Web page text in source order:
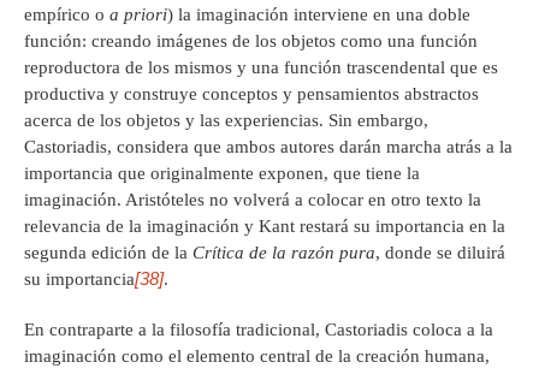
empírico o a priori) la imaginación interviene en una doble
función: creando imágenes de los objetos como una función
reproductora de los mismos y una función trascendental que es
productiva y construye conceptos y pensamientos abstractos
acerca de los objetos y las experiencias. Sin embargo,
Castoriadis, considera que ambos autores darán marcha atrás a la
importancia que originalmente exponen, que tiene la
imaginación. Aristóteles no volverá a colocar en otro texto la
relevancia de la imaginación y Kant restará su importancia en la
segunda edición de la Crítica de la razón pura, donde se diluirá
su importancia[38].
En contraparte a la filosofía tradicional, Castoriadis coloca a la
imaginación como el elemento central de la creación humana,